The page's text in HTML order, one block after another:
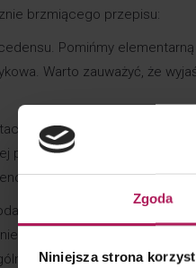
Zgoda
Niniejsza strona
brzmiącego przepisu:
Pomińmy
Warto zauważyć, że
ogólnej MF wskazuje, że
przepisów prawa
podatkowych”. Jednak
jest świadom sposobu,
wymagane ustawą o CIT.
„specyficzna” i jak może